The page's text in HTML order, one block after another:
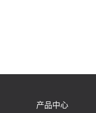
产品中心